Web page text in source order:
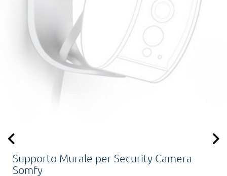
Supporto Murale per Security Camera
Somfy